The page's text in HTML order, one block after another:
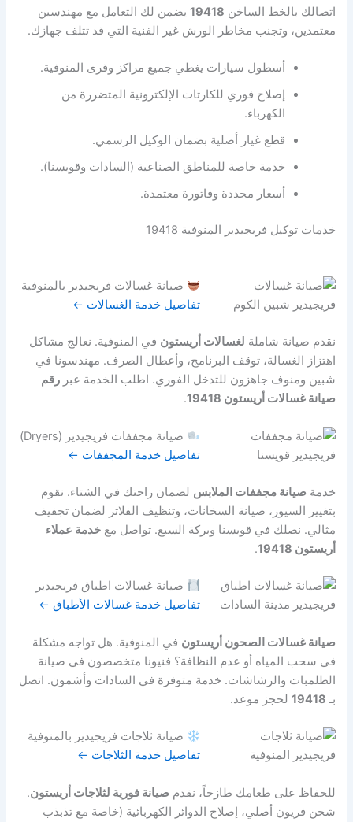
اتصالك بالخط الساخن 19418 يضمن لك التعامل مع مهندسين
معتمدين، وتجنب مخاطر الورش غير الفنية التي قد تتلف جهازك.
أسطول سيارات يغطي جميع مراكز وقرى المنوفية.
إصلاح فوري للكارتات الإلكترونية المتضررة من
الكهرباء.
قطع غيار أصلية بضمان الوكيل الرسمي.
خدمة خاصة للمناطق الصناعية (السادات وقويسنا).
أسعار محددة وفاتورة معتمدة.
خدمات توكيل فريجيدير المنوفية 19418
صيانة غسالات فريجيدير بالمنوفية
تفاصيل خدمة الغسالات ←
نقدم صيانة شاملة لغسالات أريستون في المنوفية. نعالج مشاكل
اهتزاز الغسالة، توقف البرنامج، وأعطال الصرف. مهندسونا في
شبين ومنوف جاهزون للتدخل الفوري. اطلب الخدمة عبررقم
صيانة غسالات أريستون 19418
.
صيانة مجففات فريجيدير (Dryers)
تفاصيل خدمة المجففات ←
خدمة صيانة مجففات الملابس لضمان راحتك في الشتاء. نقوم
بتغيير السيور، صيانة السخانات، وتنظيف الفلاتر لضمان تجفيف
مثالي. نصلك في قويسنا وبركة السبع. تواصل معخدمة عملاء
أريستون 19418
.
صيانة غسالات اطباق فريجيدير
تفاصيل خدمة غسالات الأطباق ←
صيانة غسالات الصحون أريستون في المنوفية. هل تواجه مشكلة
في سحب المياه أو عدم النظافة؟ فنيونا متخصصون في صيانة
الطلمبات والرشاشات. خدمة متوفرة في السادات وأشمون. اتصل
بـ 19418 لحجز موعد.
صيانة ثلاجات فريجيدير بالمنوفية
تفاصيل خدمة الثلاجات ←
للحفاظ على طعامك طازجاً، نقدم صيانة فورية لثلاجات أريستون.
شحن فريون أصلي، إصلاح الدوائر الكهربائية (خاصة مع تذبذب